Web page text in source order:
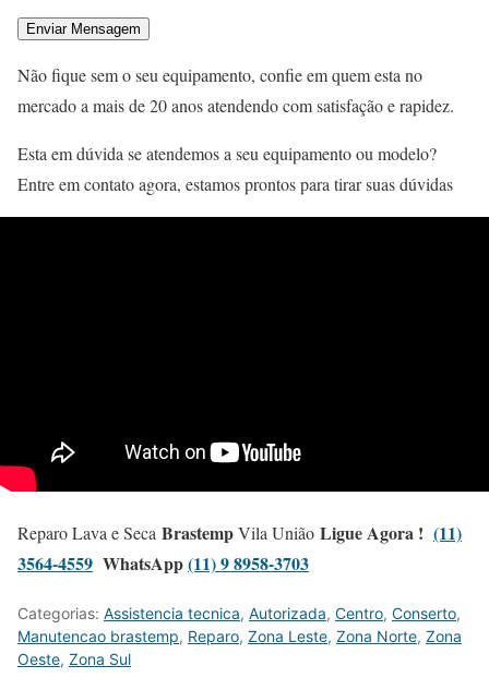
Não fique sem o seu equipamento, confie em quem esta no
mercado a mais de 20 anos atendendo com satisfação e rapidez.
Esta em dúvida se atendemos a seu equipamento ou modelo?
Entre em contato agora, estamos prontos para tirar suas dúvidas
Reparo Lava e Seca BrastempVila União Ligue Agora ! (11)
3564-4559 WhatsApp(11) 9 8958-3703
Categorias: Assistencia tecnica, Autorizada, Centro, Conserto,
Manutencao brastemp, Reparo, Zona Leste, Zona Norte, Zona
Oeste, Zona Sul